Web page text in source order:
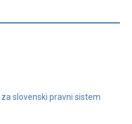
slovenski pravni sistem